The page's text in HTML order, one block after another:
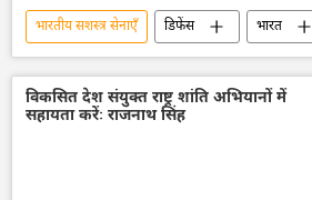
भारतीय सशस्‍त्र सेनाएँ डिफेंस
भारत
भारत के रक्षा मंत्री
रूस
पाकिस्तान
फिलीपींस
वियतनाम
ब्राज़ील
ब्रह्मोस
सुखोई-30MKI
विकसित देश संयुक्त राष्ट्र शांति अभियानों में
सहायता करेंः राजनाथ सिंह